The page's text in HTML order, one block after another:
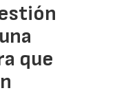
que